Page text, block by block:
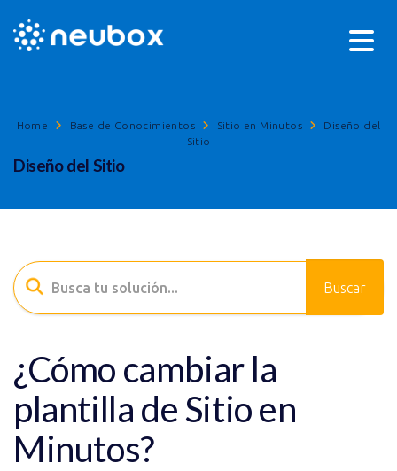
Home Base de Conocimientos Sitio en Minutos
Diseño del
Sitio
Diseño del Sitio
¿Cómo cambiar la
plantilla de Sitio en
Minutos?